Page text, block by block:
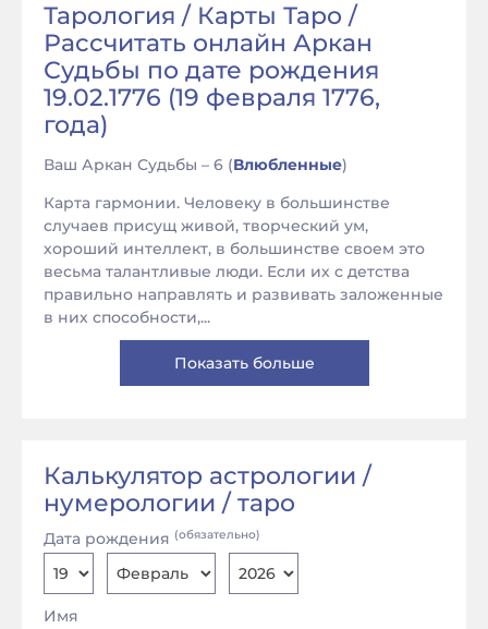
Тарология / Карты Таро /
Рассчитать онлайн Аркан
Судьбы по дате рождения
19.02.1776 (19 февраля 1776,
года)
Ваш Аркан Судьбы – 6 (Влюбленные)
Карта гармонии. Человеку в большинстве
случаев присущ живой, творческий ум,
хороший интеллект, в большинстве своем это
весьма талантливые люди. Если их с детства
правильно направлять и развивать заложенные
в них способности,...
Показать больше
Калькулятор астрологии /
нумерологии / таро
Имя
Дата рождения (обязательно)